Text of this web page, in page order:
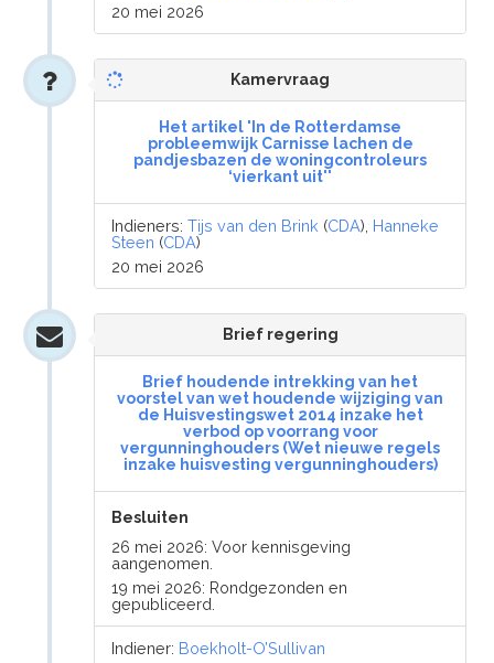
20 mei 2026
Kamervraag
Het artikel 'In de Rotterdamse
probleemwijk Carnisse lachen de
pandjesbazen de woningcontroleurs
‘vierkant uit''
Indieners:Tijs van den Brink (CDA), Hanneke
Steen (CDA)
20 mei 2026
Brief regering
Brief houdende intrekking van het
voorstel van wet houdende wijziging van
de Huisvestingswet 2014 inzake het
verbod op voorrang voor
vergunninghouders (Wet nieuwe regels
inzake huisvesting vergunninghouders)
Besluiten
26 mei 2026: Voor kennisgeving
aangenomen.
19 mei 2026: Rondgezonden en
gepubliceerd.
Indiener: Boekholt-O’Sullivan